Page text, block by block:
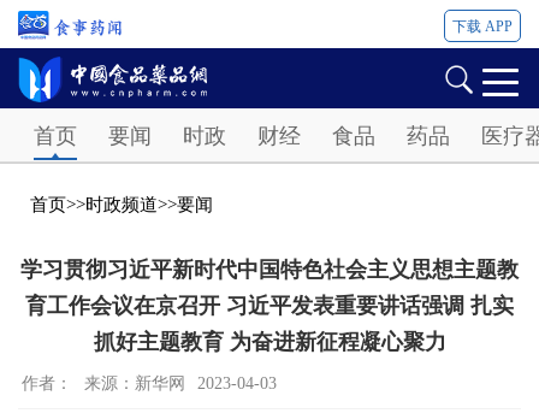
下载 APP
首页 要闻 时政 财经 食品 药品 医疗
首页>>时政频道>>要闻
学习贯彻习近平新时代中国特色社会主义思想主题教
育工作会议在京召开 习近平发表重要讲话强调 扎实
抓好主题教育 为奋进新征程凝心聚力
作者： 来源：新华网 2023-04-03